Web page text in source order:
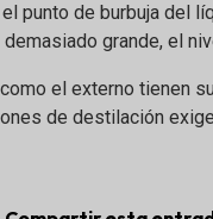
punto de burbuja del
grande, el
el externo
de destilación